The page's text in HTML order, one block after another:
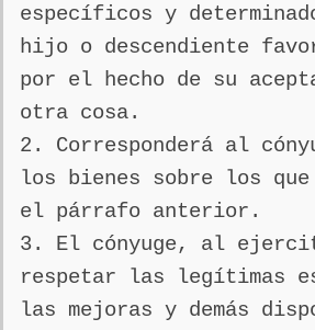
específicos y
hijo o descendiente
por el hecho de su
otra cosa.
2. Corresponderá al
los bienes sobre los
el párrafo anterior.
3. El cónyuge, al
respetar las legítimas
las mejoras y demás